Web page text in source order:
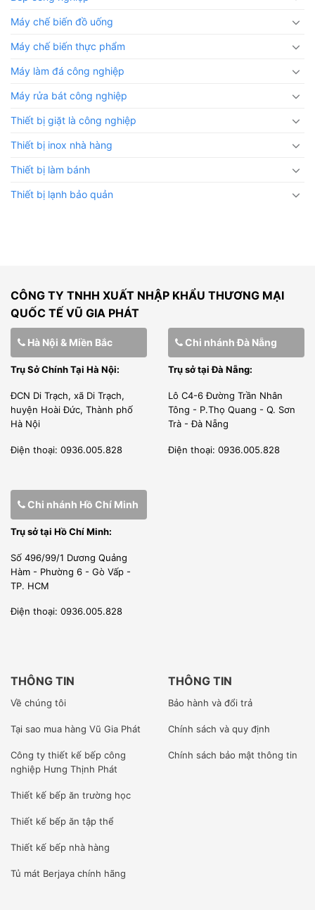
Máy chế biến đồ uống
Máy chế biến thực phẩm
Máy làm đá công nghiệp
Máy rửa bát công nghiệp
Thiết bị giặt là công nghiệp
Thiết bị inox nhà hàng
Thiết bị làm bánh
Thiết bị lạnh bảo quản
CÔNG TY TNHH XUẤT NHẬP KHẨU THƯƠNG MẠI
QUỐC TẾ VŨ GIA PHÁT
Hà Nội & Miền Bắc
Trụ Sở Chính Tại Hà Nội:
ĐCN Di Trạch, xã Di Trạch,
huyện Hoài Đức, Thành phố
Hà Nội
Điện thoại: 0936.005.828
Chi nhánh Đà Nẵng
Trụ sở tại Đà Nẵng:
Lô C4-6 Đường Trần Nhân
Tông - P.Thọ Quang - Q. Sơn
Trà - Đà Nẵng
Điện thoại: 0936.005.828
Chi nhánh Hồ Chí Minh
Trụ sở tại Hồ Chí Minh:
Số 496/99/1 Dương Quảng
Hàm - Phường 6 - Gò Vấp -
TP. HCM
Điện thoại: 0936.005.828
THÔNG TIN
Về chúng tôi
Tại sao mua hàng Vũ Gia Phát
Công ty thiết kế bếp công
nghiệp Hưng Thịnh Phát
Thiết kế bếp ăn trường học
Thiết kế bếp ăn tập thể
Thiết kế bếp nhà hàng
Tủ mát Berjaya chính hãng
THÔNG TIN
Bảo hành và đổi trả
Chính sách và quy định
Chính sách bảo mật thông tin